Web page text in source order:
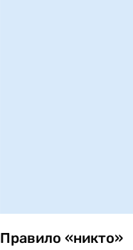
Правило «никто»